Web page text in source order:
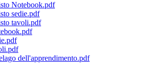
Notebook.pdf
sedie.pdf
tavoli.pdf
dell'apprendimento.pdf